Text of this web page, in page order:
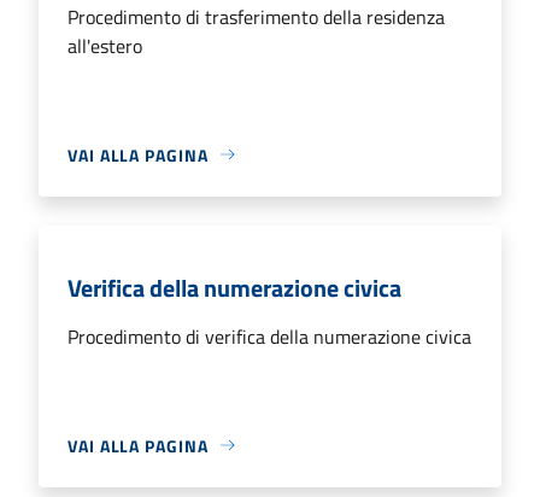
Procedimento di trasferimento della residenza
all'estero
VAI ALLA PAGINA
Verifica della numerazione civica
Procedimento di verifica della numerazione civica
VAI ALLA PAGINA